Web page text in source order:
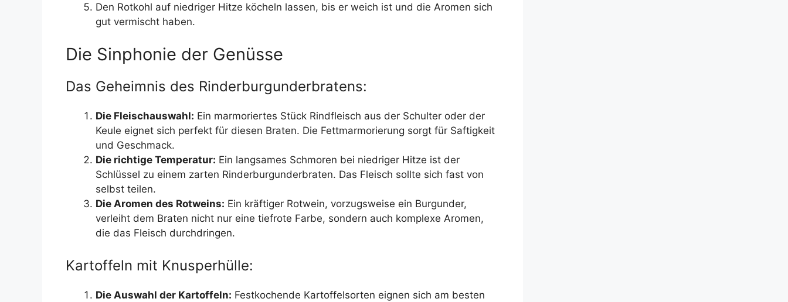
Den Rotkohl auf niedriger Hitze köcheln lassen, bis er weich ist und die Aromen sich
gut vermischt haben.
Die Sinphonie der Genüsse
Das Geheimnis des Rinderburgunderbratens:
Die Fleischauswahl: Ein marmoriertes Stück Rindfleisch aus der Schulter oder der
Keule eignet sich perfekt für diesen Braten. Die Fettmarmorierung sorgt für Saftigkeit
und Geschmack.
Die richtige Temperatur: Ein langsames Schmoren bei niedriger Hitze ist der
Schlüssel zu einem zarten Rinderburgunderbraten. Das Fleisch sollte sich fast von
selbst teilen.
Die Aromen des Rotweins: Ein kräftiger Rotwein, vorzugsweise ein Burgunder,
verleiht dem Braten nicht nur eine tiefrote Farbe, sondern auch komplexe Aromen,
die das Fleisch durchdringen.
Kartoffeln mit Knusperhülle:
Die Auswahl der Kartoffeln: Festkochende Kartoffelsorten eignen sich am besten